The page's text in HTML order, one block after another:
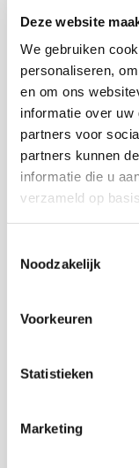
Deze website
We gebruiken
personaliseren,
en om ons
informatie over
partners voor
partners kunnen
informatie die u
verzameld op
Noodzakelijk
Voorkeuren
Statistieken
Marketing
Marie-
Rob Gilsing
Thema's